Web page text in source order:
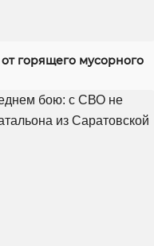
горящего мусорного